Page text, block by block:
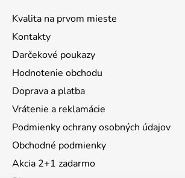
Kvalita na prvom mieste
Kontakty
Darčekové poukazy
Hodnotenie obchodu
Doprava a platba
Vrátenie a reklamácie
Podmienky ochrany osobných údajov
Obchodné podmienky
Akcia 2+1 zadarmo